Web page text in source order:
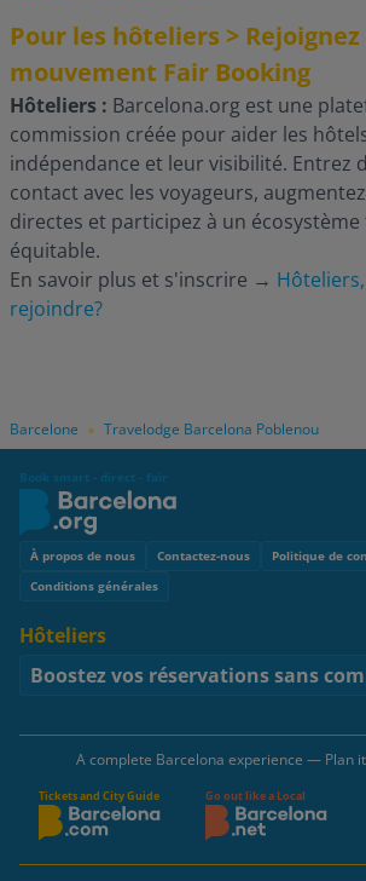
Barcelone » Travelodge Barcelona Poblenou
Pour les hôteliers > Rejoignez
mouvement Fair Booking
Hôteliers : Barcelona.org est une
commission créée pour aider les
indépendance et leur visibilité. Entrez
contact avec les voyageurs,
directes et participez à un
équitable.
En savoir plus et s'inscrire →
rejoindre?
Book smart - direct - fair
Footer
À propos de nous Contactez-nous
Politique de
Conditions générales
Hôteliers
Boostez vos réservations sans
A complete Barcelona experience — Plan
Tickets and City Guide Go out like a Local